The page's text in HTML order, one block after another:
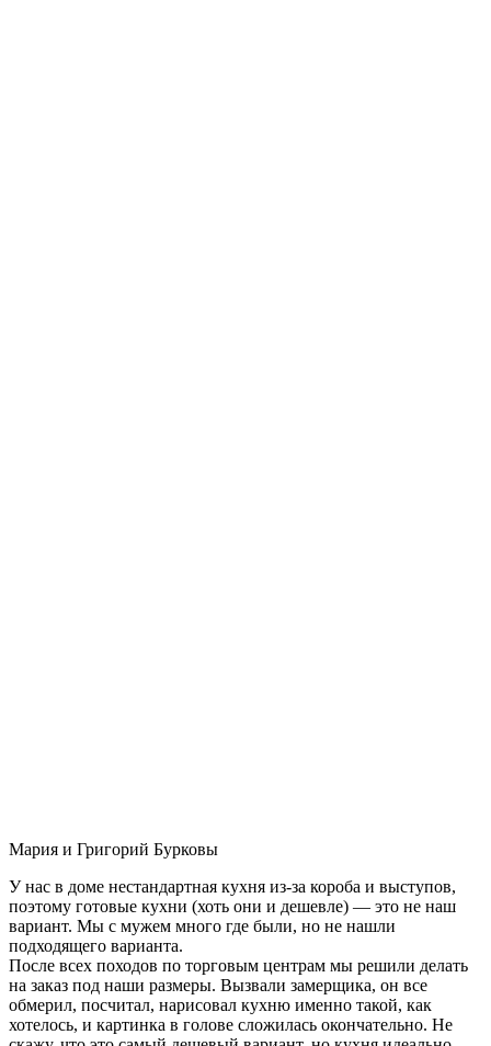
Мария и Григорий Бурковы
У нас в доме нестандартная кухня из-за короба и выступов,
поэтому готовые кухни (хоть они и дешевле) — это не наш
вариант. Мы с мужем много где были, но не нашли
подходящего варианта.
После всех походов по торговым центрам мы решили делать
на заказ под наши размеры. Вызвали замерщика, он все
обмерил, посчитал, нарисовал кухню именно такой, как
хотелось, и картинка в голове сложилась окончательно. Не